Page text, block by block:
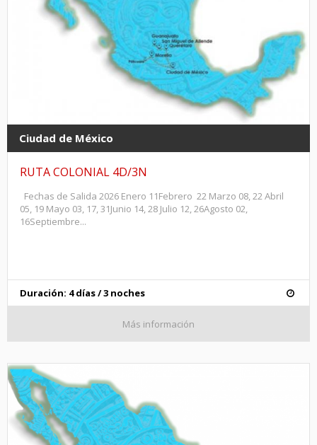
Ciudad de México
RUTA COLONIAL 4D/3N
Fechas de Salida 2026 Enero 11Febrero 22 Marzo 08, 22 Abril
05, 19 Mayo 03, 17, 31Junio 14, 28 Julio 12, 26Agosto 02,
16Septiembre...
Duración: 4 días / 3 noches
Más información